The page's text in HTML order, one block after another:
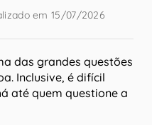
em 15/07/2026
das grandes questões
Inclusive, é difícil
até quem questione a